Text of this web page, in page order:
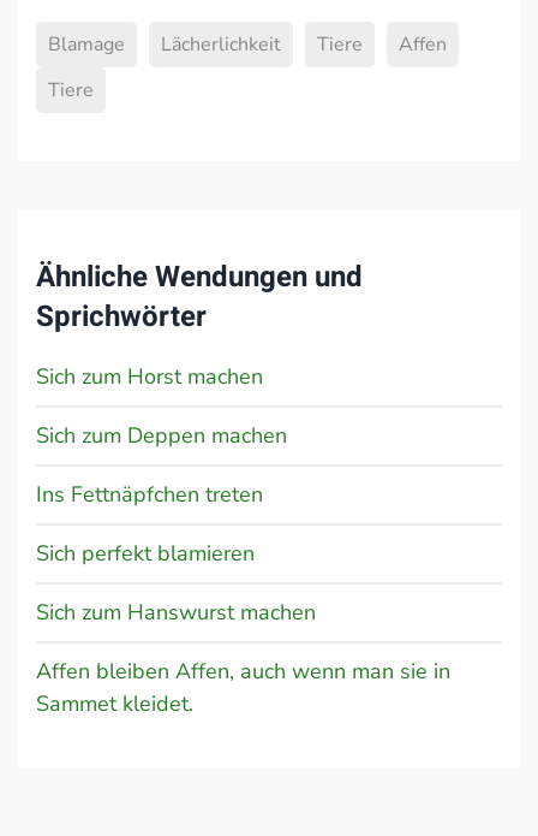
Blamage Lächerlichkeit Tiere
Affen
Tiere
Ähnliche Wendungen und
Sprichwörter
Sich zum Horst machen
Sich zum Deppen machen
Ins Fettnäpfchen treten
Sich perfekt blamieren
Sich zum Hanswurst machen
Affen bleiben Affen, auch wenn man sie in
Sammet kleidet.